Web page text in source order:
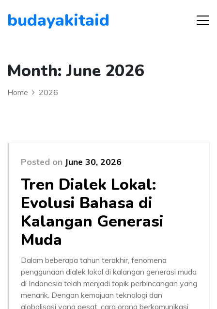
budayakitaid
Month:June 2026
Home 2026
Posted on June 30, 2026
Tren Dialek Lokal:
Evolusi Bahasa di
Kalangan Generasi
Muda
Dalam beberapa tahun terakhir, fenomena
penggunaan dialek lokal di kalangan generasi muda
di Indonesia telah menjadi topik perbincangan yang
menarik. Dengan kemajuan teknologi dan
globalisasi yang pesat, cara orang berkomunikasi